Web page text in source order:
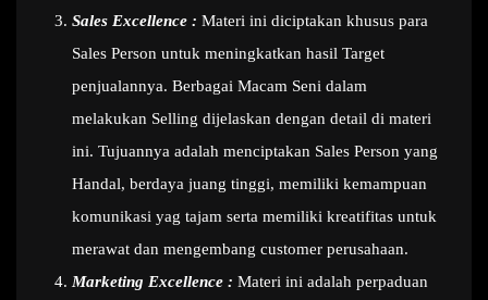
Sales Excellence : Materi ini diciptakan khusus para
Sales Person untuk meningkatkan hasil Target
penjualannya. Berbagai Macam Seni dalam
melakukan Selling dijelaskan dengan detail di materi
ini. Tujuannya adalah menciptakan Sales Person yang
Handal, berdaya juang tinggi, memiliki kemampuan
komunikasi yag tajam serta memiliki kreatifitas untuk
merawat dan mengembang customer perusahaan.
Marketing Excellence : Materi ini adalah perpaduan